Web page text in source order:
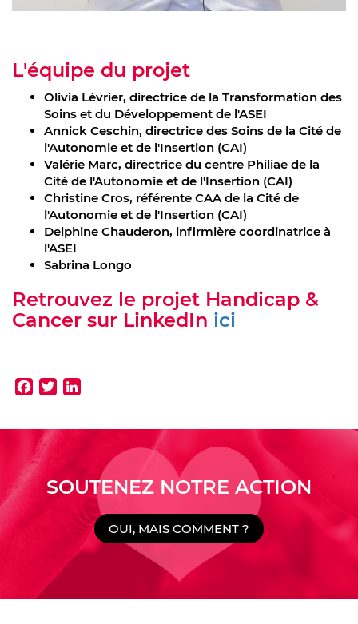
L'équipe du projet
Olivia Lévrier, directrice de la Transformation des
Soins et du Développement de l'ASEI
Annick Ceschin, directrice des Soins de la Cité de
l'Autonomie et de l'Insertion (CAI)
Valérie Marc, directrice du centre Philiae de la
Cité de l'Autonomie et de l'Insertion (CAI)
Christine Cros, référente CAA de la Cité de
l'Autonomie et de l'Insertion (CAI)
Delphine Chauderon, infirmière coordinatrice à
l'ASEI
Sabrina Longo
Retrouvez le projet Handicap &
Cancer sur LinkedIn ici
Facebook
Twitter
SOUTENEZ NOTRE ACTION
OUI, MAIS COMMENT ?